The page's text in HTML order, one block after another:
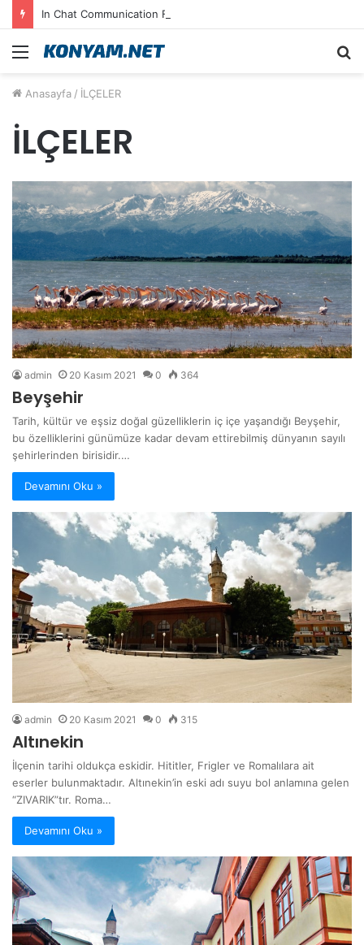
Menü
Anasayfa / İLÇELER
İLÇELER
admin 20 Kasım 2021 0 364
Beyşehir
Tarih, kültür ve eşsiz doğal güzelliklerin iç içe yaşandığı Beyşehir,
bu özelliklerini günümüze kadar devam ettirebilmiş dünyanın sayılı
şehirlerinden birisidir.…
Devamını Oku »
admin 20 Kasım 2021 0 315
Altınekin
İlçenin tarihi oldukça eskidir. Hititler, Frigler ve Romalılara ait
eserler bulunmaktadır. Altınekin’in eski adı suyu bol anlamına gelen
“ZIVARIK”tır. Roma…
Devamını Oku »